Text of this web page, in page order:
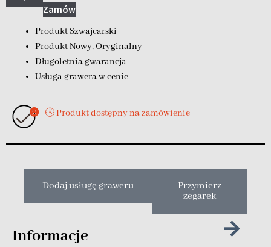
Zamów
Produkt Szwajcarski
Produkt Nowy, Oryginalny
Długoletnia gwarancja
Usługa grawera w cenie
🕓 Produkt dostępny na zamówienie
Dodaj usługę graweru
Przymierz
zegarek
Informacje